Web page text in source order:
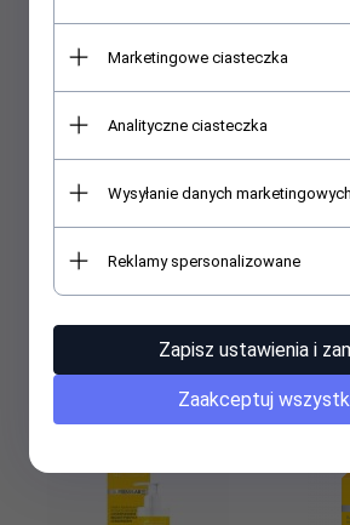
Barrier Renew Tonik
łagodząco-nawilżający z
PLN
Marketingowe ciasteczka
Analityczne ciasteczka
Wysyłanie danych marketingowych
Reklamy spersonalizowane
Zapisz ustawienia i
Zaakceptuj